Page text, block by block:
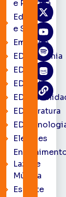
e Política
Educação
e Saúde
Emprego
EDacademia
EDbrasília
EDcast
EDliteratura
Eleições
Lazer e
Música
Esporte